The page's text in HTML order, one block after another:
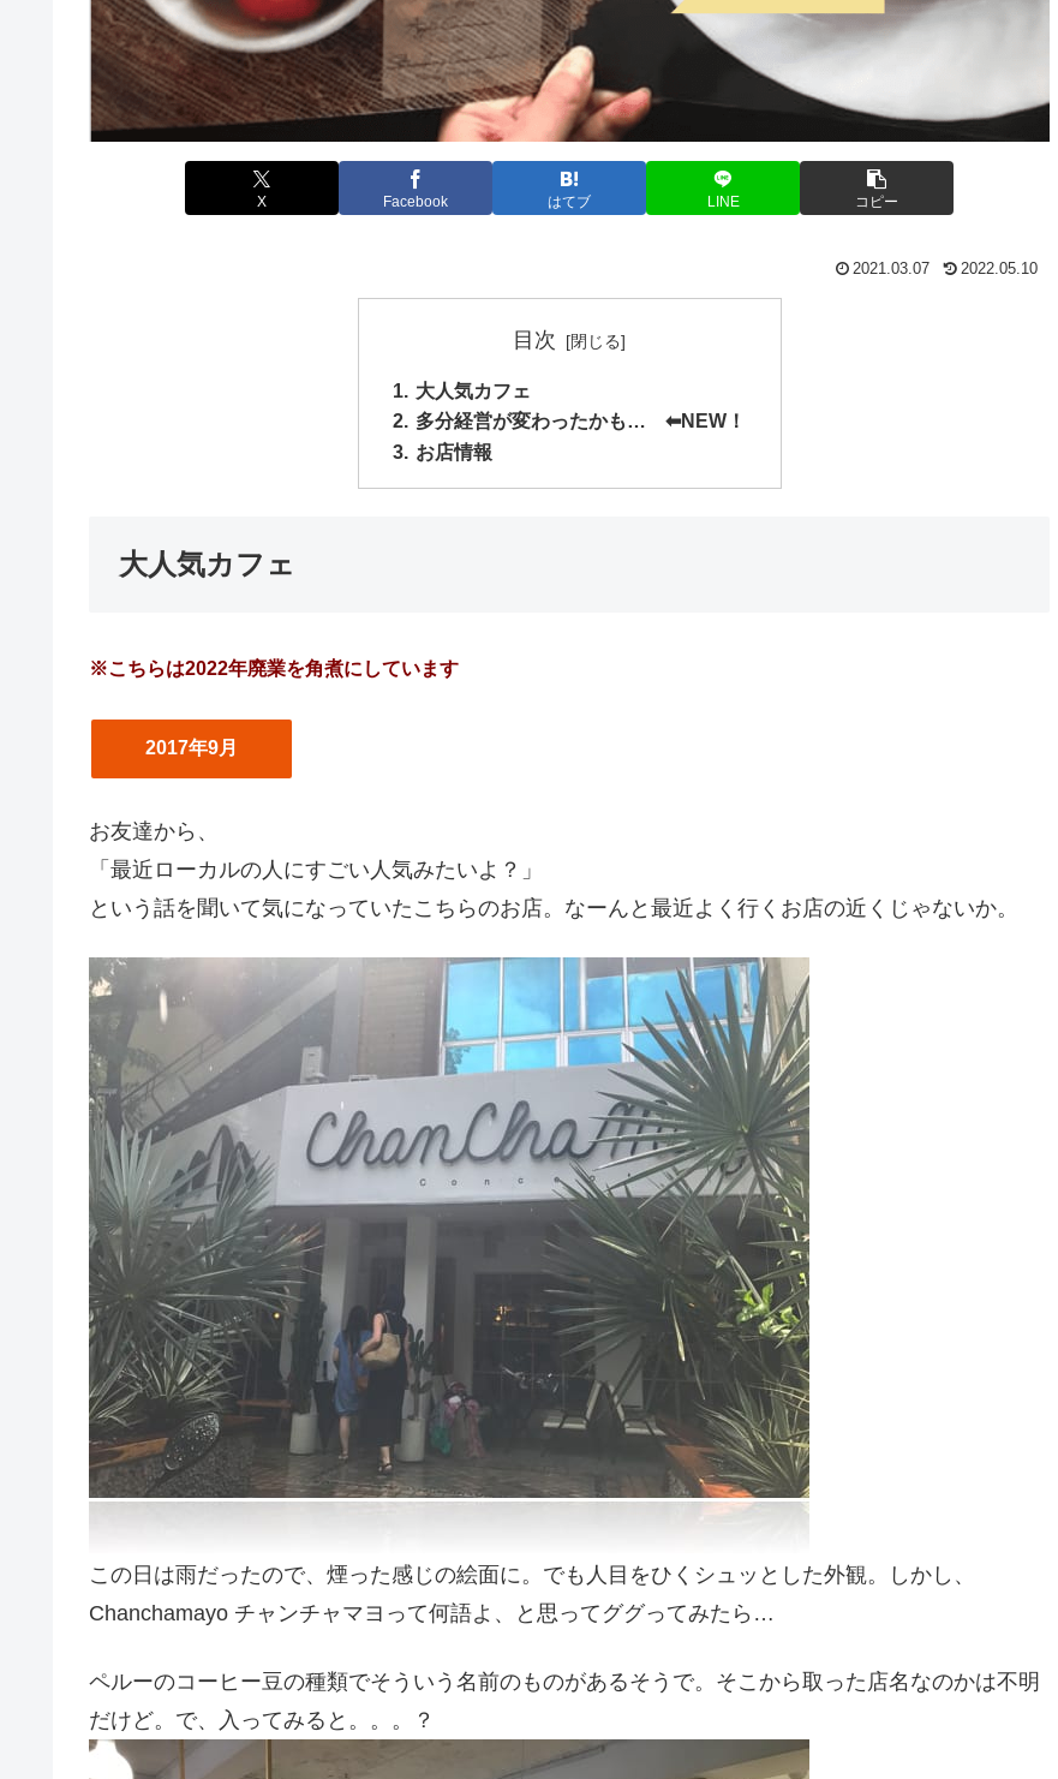
X Facebook はてブ LINE コピー
2021.03.07 2022.05.10
目次
大人気カフェ
多分経営が変わったかも… ⬅︎NEW！
お店情報
大人気カフェ
※こちらは2022年廃業を角煮にしています
2017年9月
お友達から、
「最近ローカルの人にすごい人気みたいよ？」
という話を聞いて気になっていたこちらのお店。なーんと最近よく行くお店の近くじゃないか。
この日は雨だったので、煙った感じの絵面に。でも人目をひくシュッとした外観。しかし、
Chanchamayo チャンチャマヨって何語よ、と思ってググってみたら…
ペルーのコーヒー豆の種類でそういう名前のものがあるそうで。そこから取った店名なのかは不明
だけど。で、入ってみると。。。？